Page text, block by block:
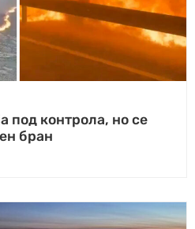
под контрола, но се
бран